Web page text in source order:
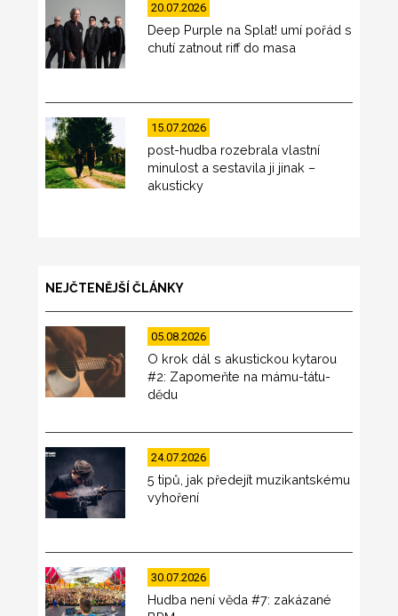
20.07.2026
Deep Purple na Splat! umí pořád s
chutí zatnout riff do masa
15.07.2026
post-hudba rozebrala vlastní
minulost a sestavila ji jinak –
akusticky
NEJČTENĚJŠÍ ČLÁNKY
05.08.2026
O krok dál s akustickou kytarou
#2: Zapomeňte na mámu-tátu-
dědu
24.07.2026
5 tipů, jak předejít muzikantskému
vyhoření
30.07.2026
Hudba není věda #7: zakázané